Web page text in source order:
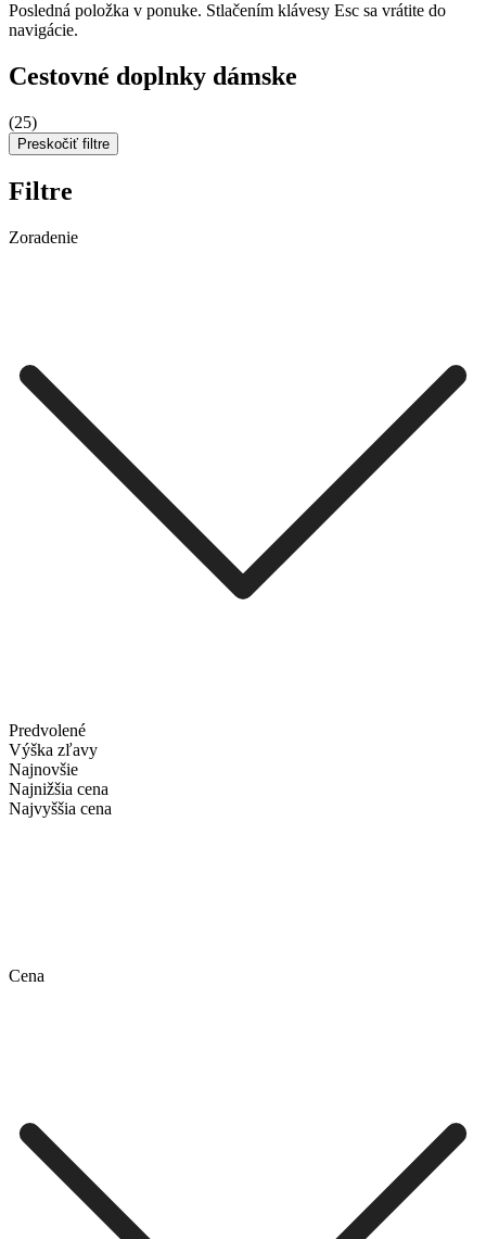
Posledná položka v ponuke. Stlačením klávesy Esc sa vrátite do
navigácie.
Cestovné doplnky dámske
(25)
Preskočiť filtre
Filtre
Zoradenie
Predvolené
Výška zľavy
Najnovšie
Najnižšia cena
Najvyššia cena
Cena